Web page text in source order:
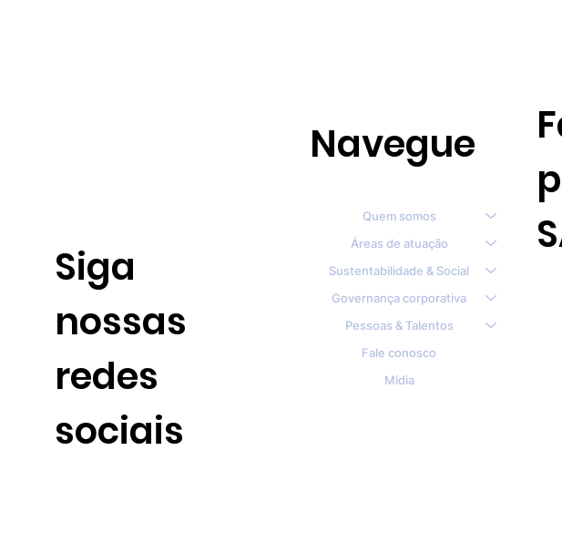
Navegue
Quem somos
Áreas de atuação
Sustentabilidade & Social
Governança corporativa
Pessoas & Talentos
Fale conosco
Mídia
Siga
nossas
redes
sociais